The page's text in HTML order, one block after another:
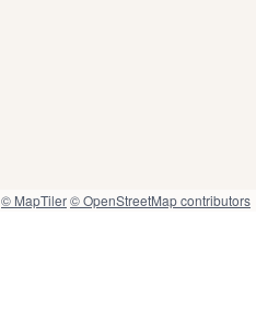
© MapTiler© OpenStreetMap contributors